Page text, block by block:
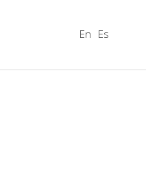
En Es